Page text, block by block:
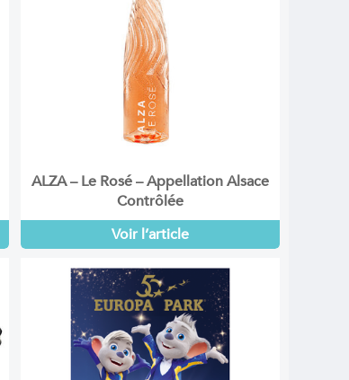
ALZA – Le Rosé – Appellation Alsace
Contrôlée
Voir l’article